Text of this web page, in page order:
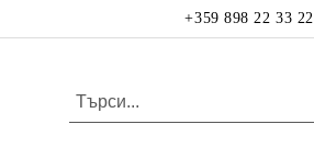
+359 898 22 33 22